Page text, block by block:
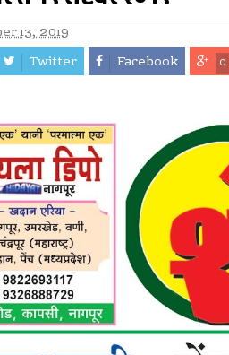
13, 2019
Twitter Facebook 0